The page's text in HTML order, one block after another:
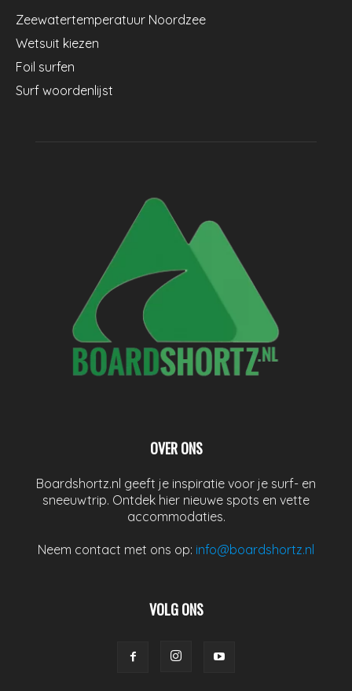
Zeewatertemperatuur Noordzee
Wetsuit kiezen
Foil surfen
Surf woordenlijst
OVER ONS
Boardshortz.nl geeft je inspiratie voor je surf- en
sneeuwtrip. Ontdek hier nieuwe spots en vette
accommodaties.
Neem contact met ons op: info@boardshortz.nl
VOLG ONS